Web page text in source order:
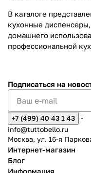
В каталоге
кухонные
домашнего
профессиональной
Подписаться на
+7 (499) 40 43 1 43
info@tuttobello.ru
Москва, ул. 16-я
Интернет-магазин
Блог
Информация